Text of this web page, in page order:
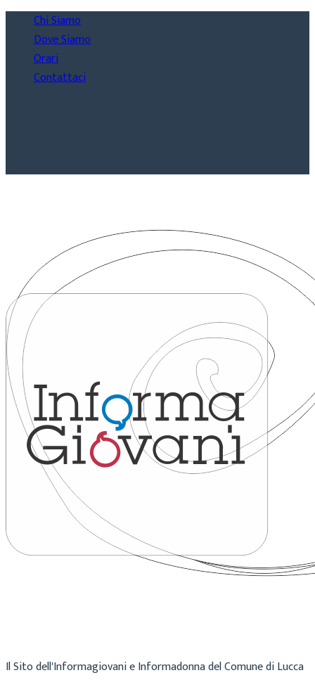
Chi Siamo
Dove Siamo
Orari
Contattaci
Il Sito dell'Informagiovani e Informadonna del Comune di Lucca